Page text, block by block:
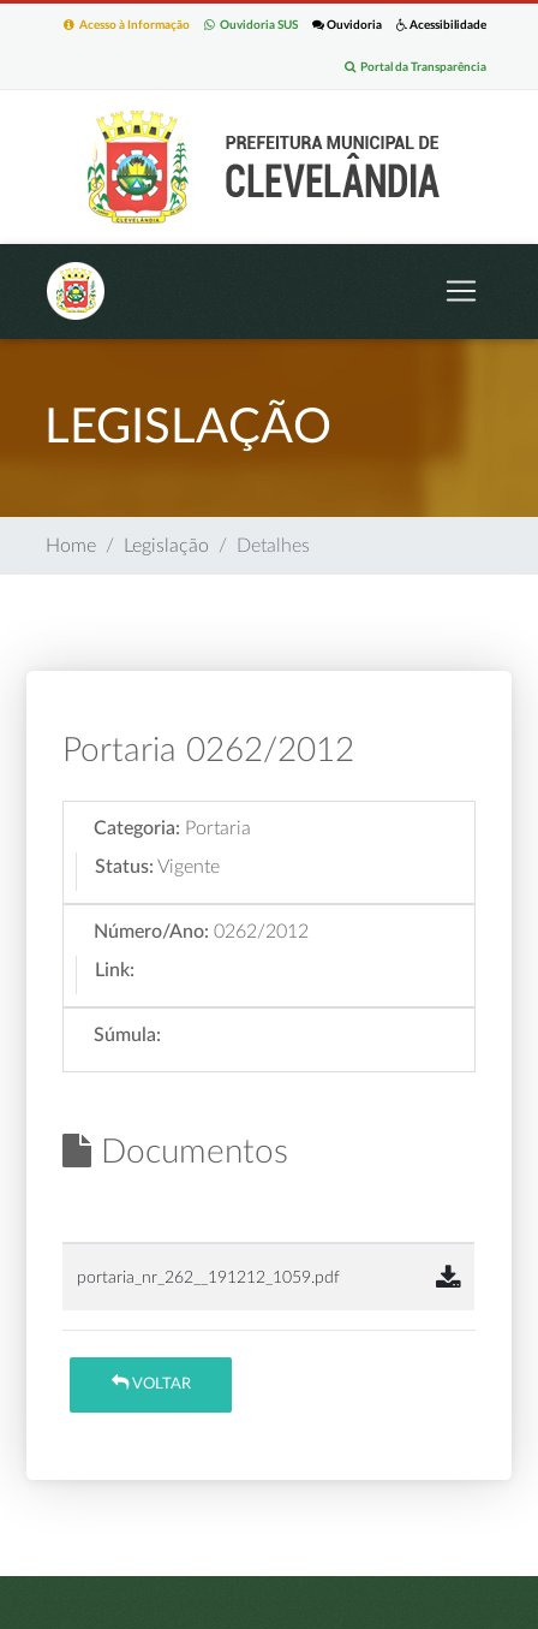
Acessibilidade
Ouvidoria
Ouvidoria SUS
Acesso à Informação
Portal da Transparência
LEGISLAÇÃO
Home Legislação Detalhes
Portaria 0262/2012
Categoria: Portaria
Status: Vigente
Número/Ano: 0262/2012
Link:
Súmula:
Documentos
portaria_nr_262__191212_1059.pdf
VOLTAR